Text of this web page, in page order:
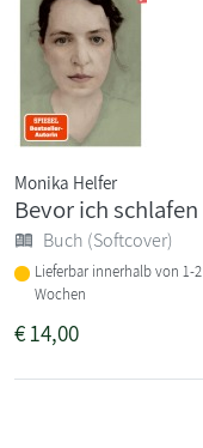
Monika Helfer
Bevor ich
Buch (Softcover)
Lieferbar innerhalb von 1-2
Wochen
€14,00